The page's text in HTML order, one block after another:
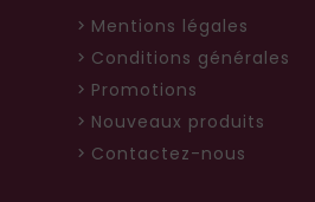
Mentions légales
Conditions générales
Promotions
Nouveaux produits
Contactez-nous